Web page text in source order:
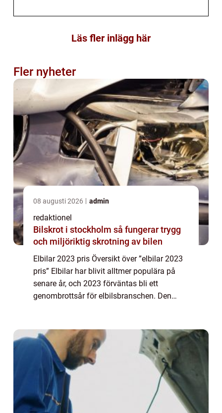
Läs fler inlägg här
Fler nyheter
08 augusti 2026 admin
redaktionel
Bilskrot i stockholm så fungerar trygg
och miljöriktig skrotning av bilen
Elbilar 2023 pris Översikt över ”elbilar 2023
pris” Elbilar har blivit alltmer populära på
senare år, och 2023 förväntas bli ett
genombrottsår för elbilsbranschen. Den